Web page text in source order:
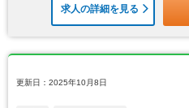
求人の詳細を見る
更新日：2025年10月8日